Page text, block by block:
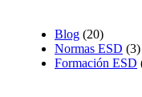
Blog (20)
Normas ESD (3)
Formación ESD